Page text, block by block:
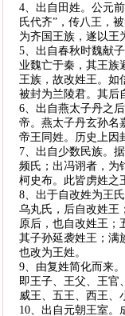
4、出自田姓。公元
氏代齐”，传八王，
为齐国王族，遂以王
5、出自春秋时魏献
业魏亡于秦，其王族
王族，故改姓王。如
被封为兰陵君。其后
6、出自燕太子丹之
帝。燕太子丹玄孙名
帝王同姓。历史上因
7、出自少数民族。
频氏；出冯诩者，为
柯史布。此皆虏姓之
8、出于自改姓为王
乌丸氏，后自改姓王
原后，也自改姓王；
其子孙延袭姓王；满
也改为王姓。
9、由复姓简化而来
即王子、王父、王官
威王、五王、西王、
10、出自元朝王室。